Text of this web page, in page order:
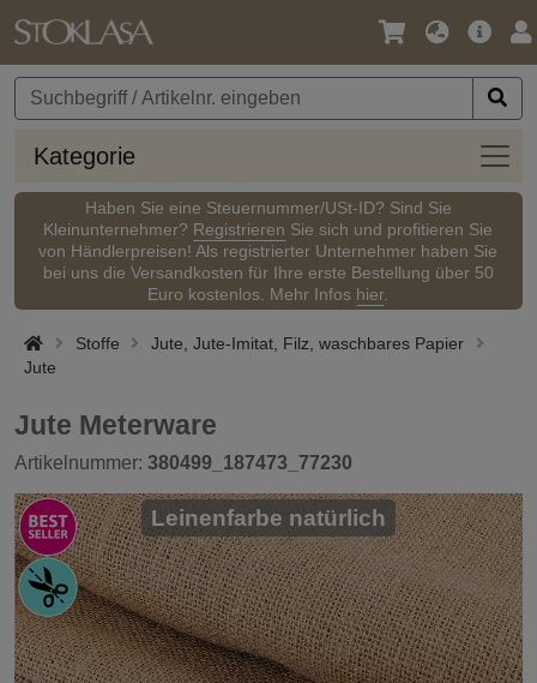
Sprache
Währung
Kategorie
Haben Sie eine Steuernummer/USt-ID? Sind Sie
Kleinunternehmer? Registrieren Sie sich und profitieren Sie
von Händlerpreisen! Als registrierter Unternehmer haben Sie
bei uns die Versandkosten für Ihre erste Bestellung über 50
Euro kostenlos. Mehr Infos hier.
Stoffe
Jute, Jute-Imitat, Filz, waschbares Papier
Jute
Jute Meterware
Artikelnummer: 380499_187473_77230
Leinenfarbe natürlich